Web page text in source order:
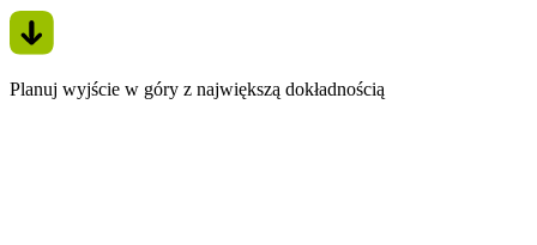
Planuj wyjście w góry z największą dokładnością